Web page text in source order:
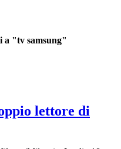
a "tv samsung"
lettore di